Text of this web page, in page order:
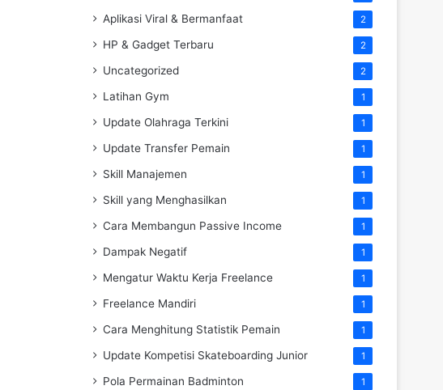
Aplikasi Viral & Bermanfaat 2
HP & Gadget Terbaru 2
Uncategorized 2
Latihan Gym 1
Update Olahraga Terkini 1
Update Transfer Pemain 1
Skill Manajemen 1
Skill yang Menghasilkan 1
Cara Membangun Passive Income 1
Dampak Negatif 1
Mengatur Waktu Kerja Freelance 1
Freelance Mandiri 1
Cara Menghitung Statistik Pemain 1
Update Kompetisi Skateboarding Junior 1
Pola Permainan Badminton 1